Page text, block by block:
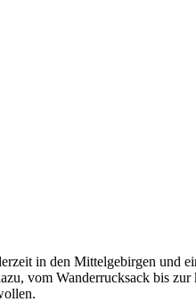
in den Mittelgebirgen und
vom Wanderrucksack bis